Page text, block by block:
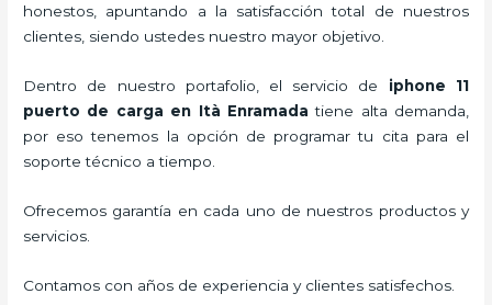
honestos, apuntando a la satisfacción total de nuestros
clientes, siendo ustedes nuestro mayor objetivo.
Dentro de nuestro portafolio, el servicio de iphone 11
puerto de carga en Ità Enramada tiene alta demanda,
por eso tenemos la opción de programar tu cita para el
soporte técnico a tiempo.
Ofrecemos garantía en cada uno de nuestros productos y
servicios.
Contamos con años de experiencia y clientes satisfechos.